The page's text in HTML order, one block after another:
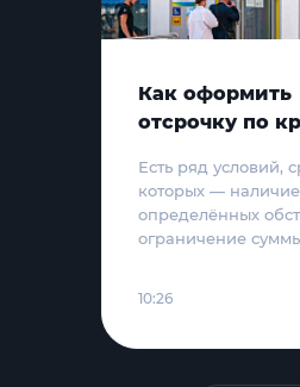
Как оформить
отсрочку по
Есть ряд условий,
которых — наличие
определённых
ограничение
10:26